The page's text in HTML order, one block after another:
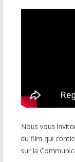
Nous vous
du film qui
sur la